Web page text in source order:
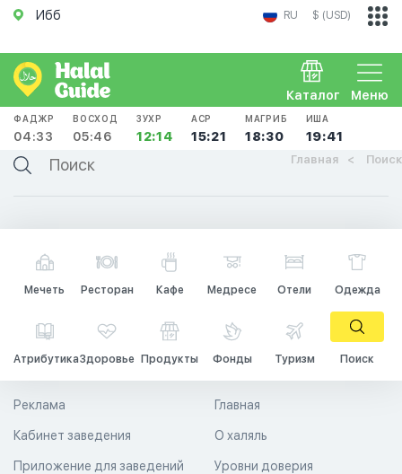
Ибб RU $ (USD)
Меню
Каталог
ФАДЖР
04:33
ВОСХОД
05:46
ЗУХР
12:14
АСР
15:21
МАГРИБ
18:30
ИША
19:41
Главная Поиск
Мечеть Ресторан Кафе Медресе Отели Одежда
АтрибутикаЗдоровье Продукты Фонды Туризм Поиск
Главная
О халяль
Уровни доверия
Реклама
Кабинет заведения
Приложение для заведений